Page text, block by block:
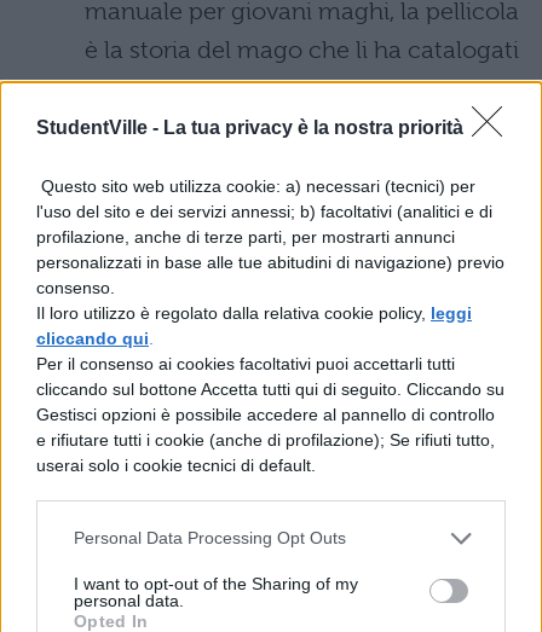
StudentVille - La tua privacy è la nostra priorità
Questo sito web utilizza cookie: a) necessari (tecnici) per
l'uso del sito e dei servizi annessi; b) facoltativi (analitici e di
profilazione, anche di terze parti, per mostrarti annunci
personalizzati in base alle tue abitudini di navigazione) previo
consenso.
Il loro utilizzo è regolato dalla relativa cookie policy, leggi
cliccando qui
Per il consenso ai cookies facoltativi puoi accettarli tutti
cliccando sul bottone Accetta tutti qui di seguito. Cliccando su
Gestisci opzioni è possibile accedere al pannello di controllo
e rifiutare tutti i cookie (anche di profilazione); Se rifiuti tutto,
userai solo i cookie tecnici di default.
Personal Data Processing Opt Outs
I want to opt-out of the Sharing of my
personal data.
Opted In
manuale per giovani maghi, la pellicola
è la storia del mago che li ha catalogati
e studiati uno per uno. Chi ancora non
lo ha capito è un vero NoMag (anche
di più!).
La sciarpa Tassorosso . Non erano
ancora trascorsi dieci minuti dall’inizio
del film che subito il cuore potteriano
che è in noi ha avuto un sobbalzo:
nella valigia di Newt Scamander c’è
una sciarpa inconfondibile. Il ragazzo
non solo è stato ad Hogwards, ma la
sua sciarpa ci dice che è stato un
Tassorosso. E in un attimo è subito
Cappello parlate mania…